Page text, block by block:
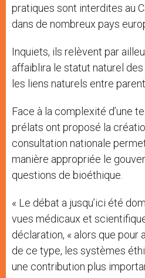
pratiques sont interdites au
dans de nombreux pays
Inquiets, ils relèvent par
affaiblira le statut naturel
les liens naturels entre
Face à la complexité d’une
prélats ont proposé la
consultation nationale
manière appropriée le
questions de bioéthique.
« Le débat a jusqu’ici été
vues médicaux et
déclaration, « alors que
de ce type, les systèmes
une contribution plus